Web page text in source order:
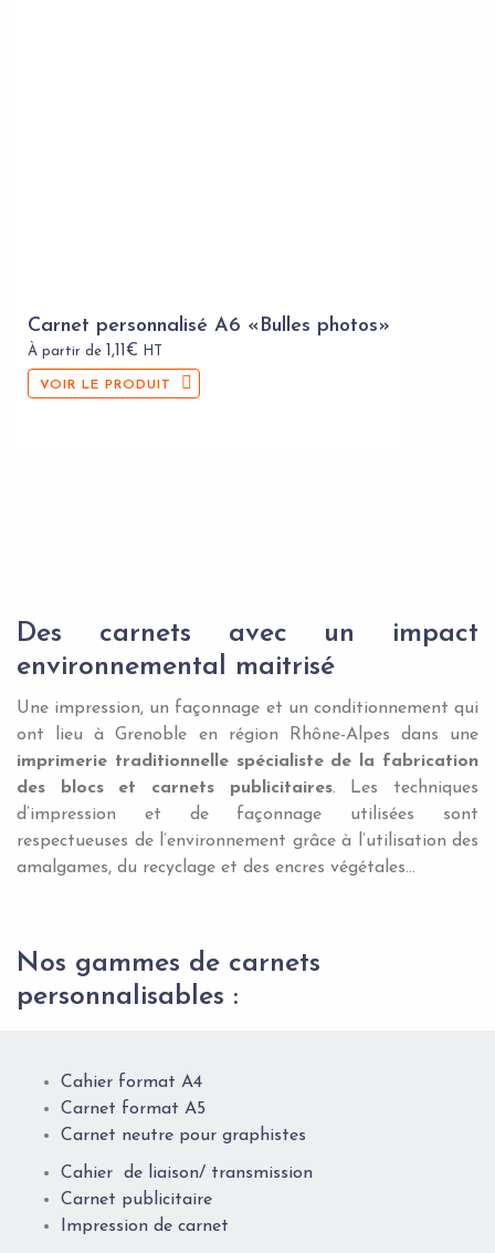
Carnet personnalisé A6 «Bulles photos»
À partir de 1,11 € HT
VOIR LE PRODUIT
Des carnets avec un impact
environnemental maitrisé
Une impression, un façonnage et un conditionnement qui
ont lieu à Grenoble en région Rhône-Alpes dans une
imprimerie traditionnelle spécialiste de la fabrication
des blocs et carnets publicitaires. Les techniques
d’impression et de façonnage utilisées sont
respectueuses de l’environnement grâce à l’utilisation des
amalgames, du recyclage et des encres végétales…
Nos gammes de carnets
personnalisables :
Cahier format A4
Carnet format A5
Carnet neutre pour graphistes
Cahier de liaison/ transmission
Carnet publicitaire
Impression de carnet